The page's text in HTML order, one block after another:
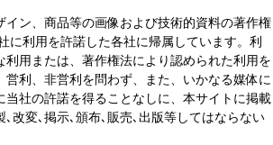
イン、商品等の画像および技術的資料の著作権
に利用を許諾した各社に帰属しています。利
利用または、著作権法により認められた利用を
営利、非営利を問わず、また、いかなる媒体に
当社の許諾を得ることなしに、本サイトに掲載
､改変､掲示､頒布､販売､出版等してはならない